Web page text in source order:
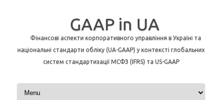
GAAP in UA
Фінансові аспекти корпоративного управління в Україні та
національні стандарти обліку (UA-GAAP) у контексті глобальних
систем стандартизації МСФЗ (IFRS) та US-GAAP
Перейти до контенту